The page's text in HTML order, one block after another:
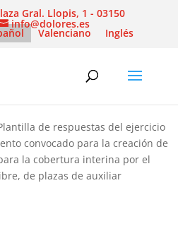
Gral. Llopis, 1 - 03150
info@dolores.es
Valenciano Inglés
de respuestas del ejercicio
convocado para la creación de
la cobertura interina por el
de plazas de auxiliar